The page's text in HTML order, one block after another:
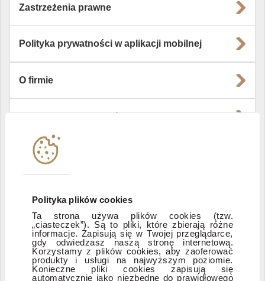
Polityka plików cookies
Ta strona używa plików cookies (tzw.
„ciasteczek”). Są to pliki, które zbierają różne
informacje. Zapisują się w Twojej przeglądarce,
gdy odwiedzasz naszą stronę internetową.
Korzystamy z plików cookies, aby zaoferować
produkty i usługi na najwyższym poziomie.
Konieczne pliki cookies zapisują się
automatycznie jako niezbędne do prawidłowego
Zastrzeżenia prawne
Polityka prywatności w aplikacji mobilnej
O firmie
Instytucje współpracujące
Zastrzeżenia prawne
ESG